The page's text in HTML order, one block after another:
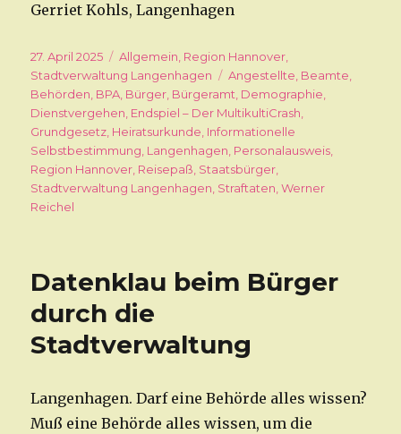
Gerriet Kohls, Langenhagen
Veröffentlicht
am
27. April 2025 Kategorien
Allgemein, Region Hannover,
Stadtverwaltung Langenhagen
Schlagwörter
Angestellte, Beamte,
Behörden, BPA, Bürger, Bürgeramt, Demographie,
Dienstvergehen, Endspiel – Der MultikultiCrash,
Grundgesetz, Heiratsurkunde, Informationelle
Selbstbestimmung, Langenhagen, Personalausweis,
Region Hannover, Reisepaß, Staatsbürger,
Stadtverwaltung Langenhagen, Straftaten,Werner
Reichel
Datenklau beim Bürger
durch die
Stadtverwaltung
Langenhagen. Darf eine Behörde alles wissen?
Muß eine Behörde alles wissen, um die